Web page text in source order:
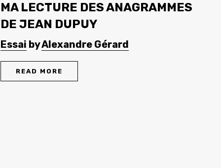
MA LECTURE DES ANAGRAMMES
DE JEAN DUPUY
Essai byAlexandre Gérard
READ MORE